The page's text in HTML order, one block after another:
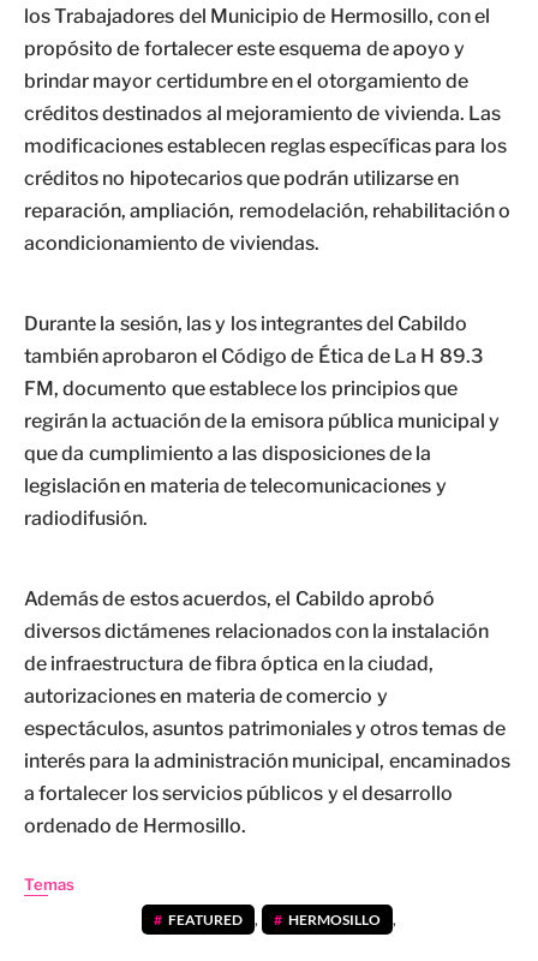
los Trabajadores del Municipio de Hermosillo, con el
propósito de fortalecer este esquema de apoyo y
brindar mayor certidumbre en el otorgamiento de
créditos destinados al mejoramiento de vivienda. Las
modificaciones establecen reglas específicas para los
créditos no hipotecarios que podrán utilizarse en
reparación, ampliación, remodelación, rehabilitación o
acondicionamiento de viviendas.
Durante la sesión, las y los integrantes del Cabildo
también aprobaron el Código de Ética de La H 89.3
FM, documento que establece los principios que
regirán la actuación de la emisora pública municipal y
que da cumplimiento a las disposiciones de la
legislación en materia de telecomunicaciones y
radiodifusión.
Además de estos acuerdos, el Cabildo aprobó
diversos dictámenes relacionados con la instalación
de infraestructura de fibra óptica en la ciudad,
autorizaciones en materia de comercio y
espectáculos, asuntos patrimoniales y otros temas de
interés para la administración municipal, encaminados
a fortalecer los servicios públicos y el desarrollo
ordenado de Hermosillo.
Temas
FEATURED , HERMOSILLO ,